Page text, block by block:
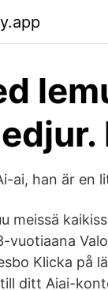
ai, han är en
meissä
Klicka på
ditt Aiai-